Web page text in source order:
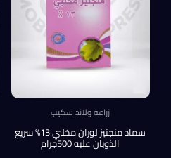
زراعة ولاند سكيب
سماد منجنيز لوران مخلبي 13% سريع
الذوبان علبه 500جرام